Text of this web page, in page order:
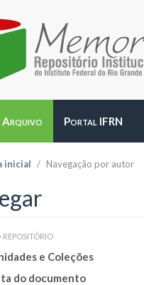
Arquivo Portal IFRN
inicial Navegação por autor
e Coleções
do documento